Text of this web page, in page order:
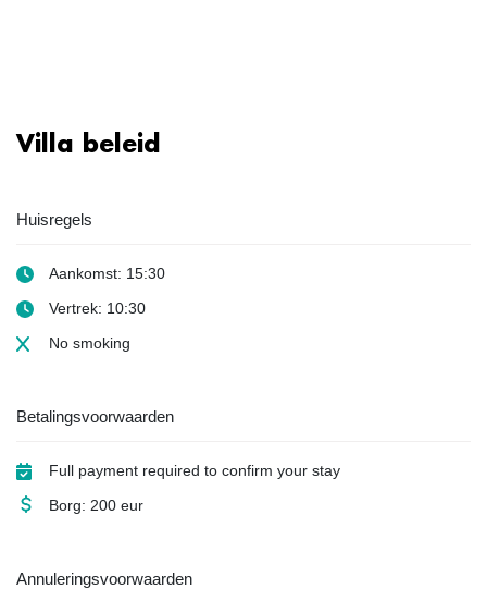
Villa beleid
Huisregels
Aankomst: 15:30
Vertrek: 10:30
No smoking
Betalingsvoorwaarden
Full payment required to confirm your stay
Borg: 200 eur
Annuleringsvoorwaarden